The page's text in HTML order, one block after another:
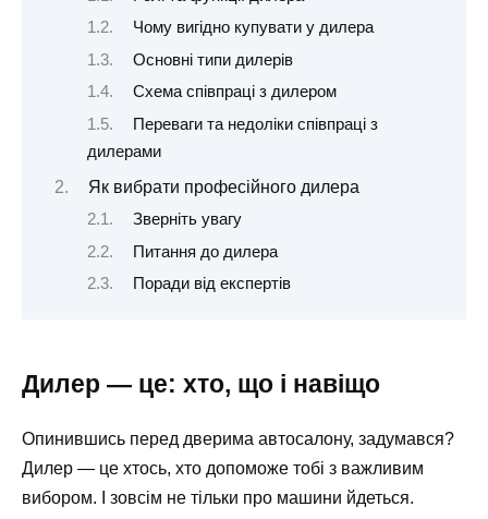
Чому вигідно купувати у дилера
Основні типи дилерів
Схема співпраці з дилером
Переваги та недоліки співпраці з
дилерами
Як вибрати професійного дилера
Зверніть увагу
Питання до дилера
Поради від експертів
Дилер — це: хто, що і навіщо
Опинившись перед дверима автосалону, задумався?
Дилер — це хтось, хто допоможе тобі з важливим
вибором. І зовсім не тільки про машини йдеться.